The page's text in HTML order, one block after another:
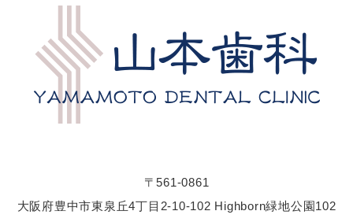
〒561-0861
大阪府豊中市東泉丘4丁目2-10-102 Highborn緑地公園102